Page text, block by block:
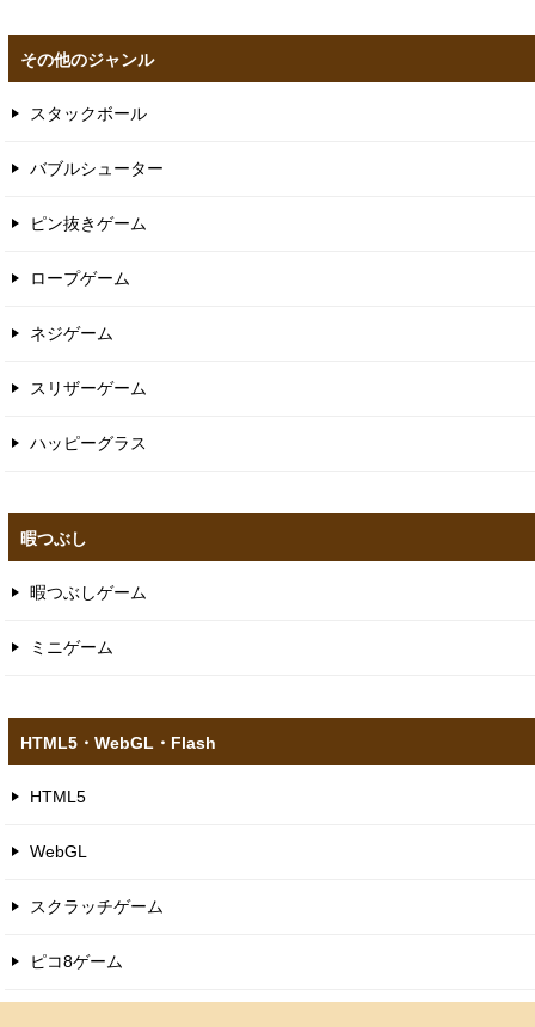
その他のジャンル
スタックボール
バブルシューター
ピン抜きゲーム
ロープゲーム
ネジゲーム
スリザーゲーム
ハッピーグラス
暇つぶし
暇つぶしゲーム
ミニゲーム
HTML5​・WebGL​・Flash
HTML5
WebGL
スクラッチゲーム
ピコ8ゲーム